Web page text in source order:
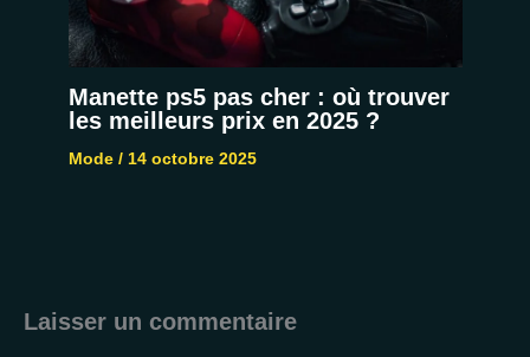
Manette ps5 pas cher : où trouver
les meilleurs prix en 2025 ?
Mode/ 14 octobre 2025
Laisser un commentaire